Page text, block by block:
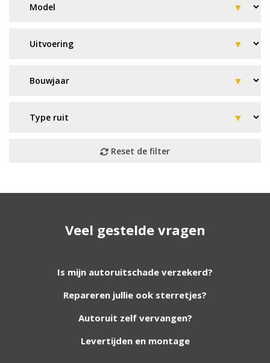
verder!
Wij zijn continu bezig met het toevoegen van
ruit er niet tussen? Grote kans dat wij deze wel
hebben. Vul het formulier in en wij nemen
Veel gestelde vragen
Is mijn autoruitschade verzekerd?
Repareren jullie ook sterretjes?
Autoruit zelf vervangen?
Levertijden en montage